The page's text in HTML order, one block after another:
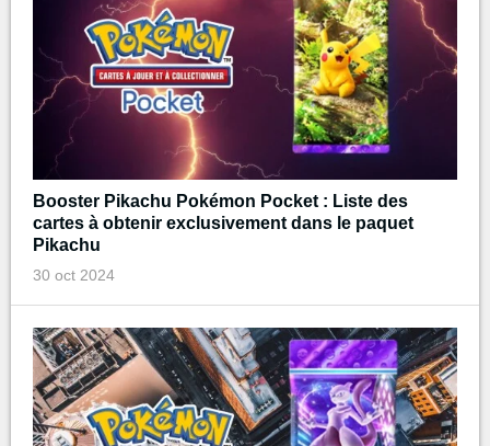
Booster Pikachu Pokémon Pocket : Liste des
cartes à obtenir exclusivement dans le paquet
Pikachu
30 oct 2024